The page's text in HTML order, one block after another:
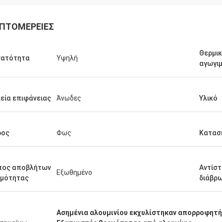
Αυτός ισχύει εμείς απολαμβάνει
Υψηλή
επιφάνειας Άνωδες Υλικό
Φως
αποβλήτων
Εξωθημένο
Ασημένια αλουμινίου εκχυλίστηκαν